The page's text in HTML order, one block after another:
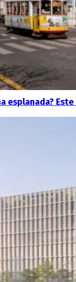
esplanada?